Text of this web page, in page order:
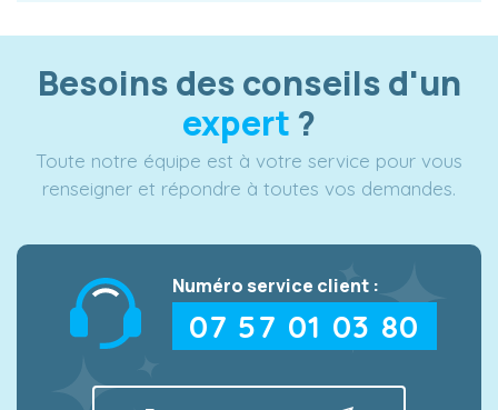
Besoins des conseils d'un
expert ?
Toute notre équipe est à votre service pour vous
renseigner et répondre à toutes vos demandes.
Numéro service client :
07 57 01 03 80